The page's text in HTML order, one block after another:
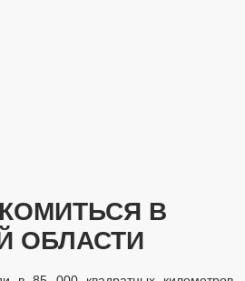
В
ОБЛАСТИ